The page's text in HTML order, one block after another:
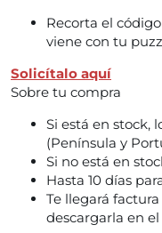
Recorta el
viene con tu
Solicítalo aquí
Sobre tu compra
Si está en stock,
(Península y
Si no está en
Hasta 10 días
Te llegará
descargarla en